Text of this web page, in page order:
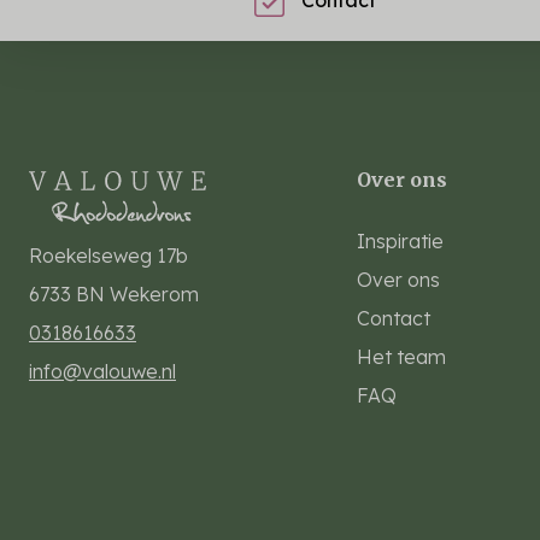
Roekelseweg 17b
6733 BN Wekerom
0318616633
info@valouwe.nl
Over ons
Inspiratie
Over ons
Contact
Het team
FAQ